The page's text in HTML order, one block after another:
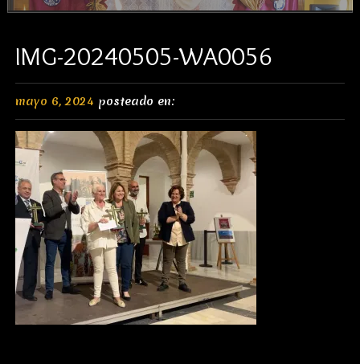
IMG-20240505-WA0056
mayo 6, 2024 posteado en: